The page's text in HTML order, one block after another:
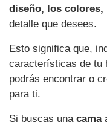
diseño, los
detalle que desees.
Esto significa que,
características de tu
podrás encontrar o
para ti.
Si buscas una cama